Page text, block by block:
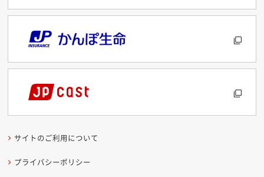
サイトのご利用について
プライバシーポリシー